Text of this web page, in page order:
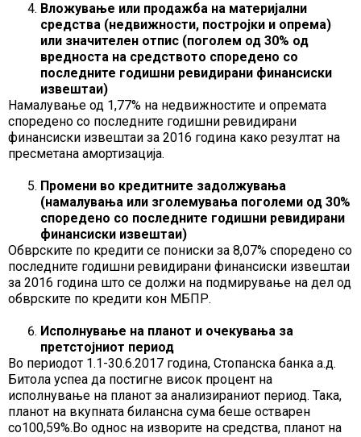
Вложување или продажба на материјални
средства (недвижности, постројки и опрема)
или значителен отпис (поголем од 30% од
вредноста на средството споредено со
последните годишни ревидирани финансиски
извештаи)
Намалување од 1,77% на недвижностите и опремата
споредено со последните годишни ревидирани
финансиски извештаи за 2016 година како резултат на
пресметана амортизација.
Промени во кредитните задолжувања
(намалувања или зголемувања поголеми од 30%
споредено со последните годишни ревидирани
финансиски извештаи)
Обврските по кредити се пониски за 8,07% споредено со
последните годишни ревидирани финансиски извештаи
за 2016 година што се должи на подмирување на дел од
обврските по кредити кон МБПР.
Исполнување на планот и очекувања за
претстојниот период
Во периодот 1.1-30.6.2017 година, Стопанска банка а.д.
Битола успеа да постигне висок процент на
исполнување на планот за анализираниот период. Така,
планот на вкупната билансна сума беше остварен
со100,59%.Во однос на изворите на средства, планот на